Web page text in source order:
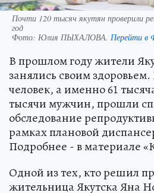
Почти 120 тысяч якутян проверили
год
Фото: Юлия ПЫХАЛОВА. Перейти в
В прошлом году жители
занялись своим
человек, а именно 61
тысячи мужчин, прошли
обследование
рамках плановой
Подробнее - в материале
Одной из тех, кто решил
жительница Якутска Яна